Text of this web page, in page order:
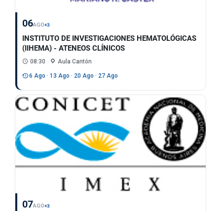
06AGO+3
INSTITUTO DE INVESTIGACIONES HEMATOLÓGICAS
(IIHEMA) - ATENEOS CLÍNICOS
08:30 Aula Cantón
6 Ago · 13 Ago · 20 Ago · 27 Ago
07AGO+3